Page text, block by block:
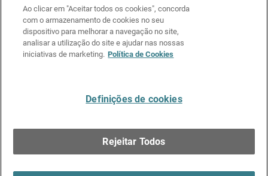
LinkedIn
X FacebookInstagram
YouTube
Ao clicar em "Aceitar todos os cookies", concorda
com o armazenamento de cookies no seu
dispositivo para melhorar a navegação no site,
analisar a utilização do site e ajudar nas nossas
iniciativas de marketing. Política de Cookies
Definições de cookies
Rejeitar Todos